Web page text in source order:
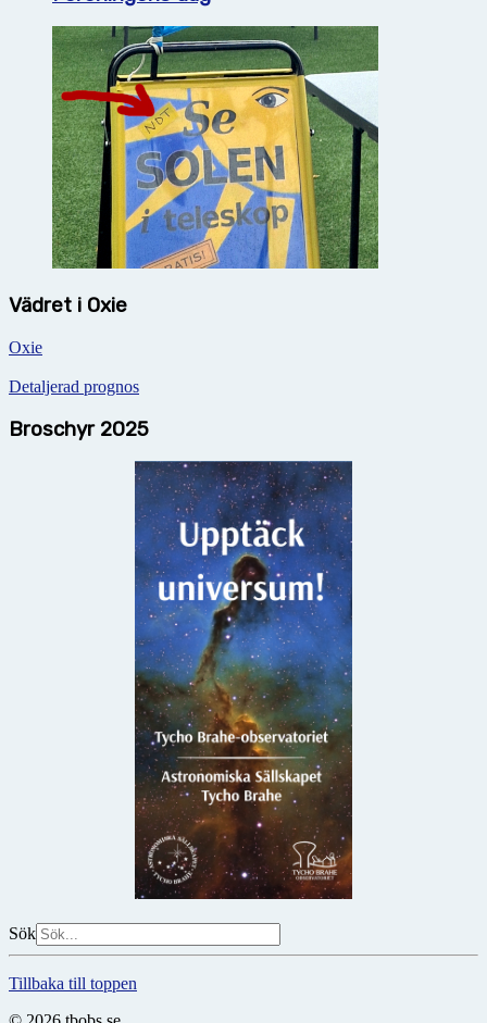
Vädret i Oxie
Oxie
Detaljerad prognos
Broschyr 2025
Sök
Tillbaka till toppen